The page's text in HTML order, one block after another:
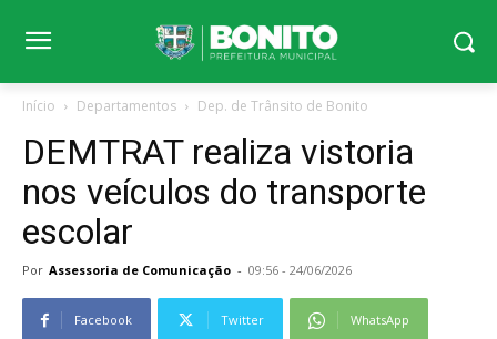
Início Departamentos Dep. de Trânsito de Bonito
DEMTRAT realiza vistoria
nos veículos do transporte
escolar
Por Assessoria de Comunicação - 09:56 - 24/06/2026
Facebook Twitter WhatsApp